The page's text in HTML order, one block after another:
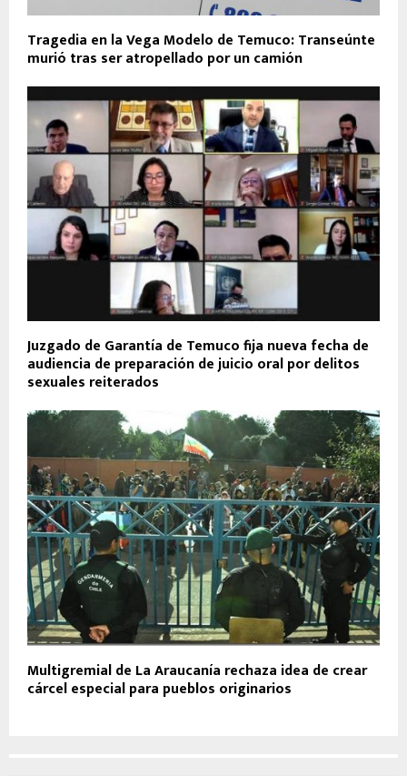
Tragedia en la Vega Modelo de Temuco: Transeúnte
murió tras ser atropellado por un camión
Juzgado de Garantía de Temuco fija nueva fecha de
audiencia de preparación de juicio oral por delitos
sexuales reiterados
Multigremial de La Araucanía rechaza idea de crear
cárcel especial para pueblos originarios